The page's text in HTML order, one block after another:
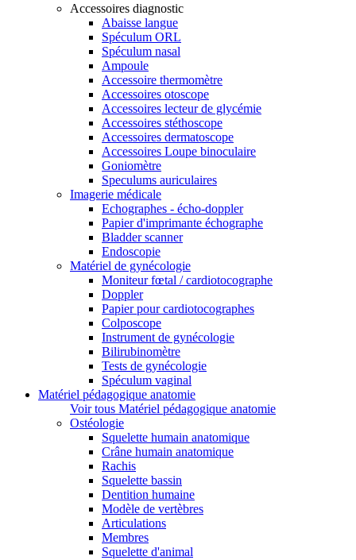
Accessoires diagnostic
Abaisse langue
Spéculum ORL
Spéculum nasal
Ampoule
Accessoire thermomètre
Accessoires otoscope
Accessoires lecteur de glycémie
Accessoires stéthoscope
Accessoires dermatoscope
Accessoires Loupe binoculaire
Goniomètre
Speculums auriculaires
Imagerie médicale
Echographes - écho-doppler
Papier d'imprimante échographe
Bladder scanner
Endoscopie
Matériel de gynécologie
Moniteur fœtal / cardiotocographe
Doppler
Papier pour cardiotocographes
Colposcope
Instrument de gynécologie
Bilirubinomètre
Tests de gynécologie
Spéculum vaginal
Matériel pédagogique anatomie
Voir tous Matériel pédagogique anatomie
Ostéologie
Squelette humain anatomique
Crâne humain anatomique
Rachis
Squelette bassin
Dentition humaine
Modèle de vertèbres
Articulations
Membres
Squelette d'animal